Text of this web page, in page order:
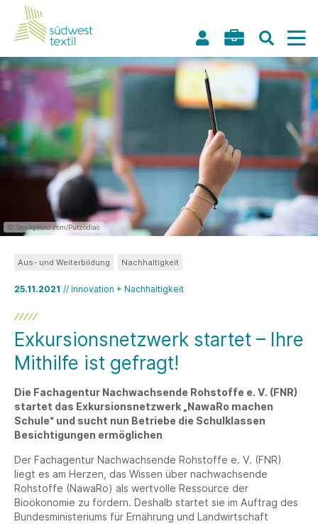
©iStockphoto.com/Putzodiac
25.11.2021 // Innovation + Nachhaltigkeit
Aus- und Weiterbildung Nachhaltigkeit
Exkursionsnetzwerk startet – Ihre
Mithilfe ist gefragt!
Die Fachagentur Nachwachsende Rohstoffe e. V. (FNR)
startet das Exkursionsnetzwerk „NawaRo machen
Schule“ und sucht nun Betriebe die Schulklassen
Besichtigungen ermöglichen
Der Fachagentur Nachwachsende Rohstoffe e. V. (FNR)
liegt es am Herzen, das Wissen über nachwachsende
Rohstoffe (NawaRo) als wertvolle Ressource der
Bioökonomie zu fördern. Deshalb startet sie im Auftrag des
Bundesministeriums für Ernährung und Landwirtschaft